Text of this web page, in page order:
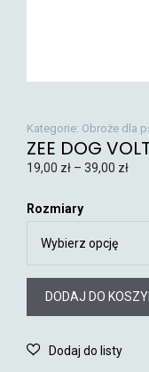
ZEE DOG VOLT
19,00 zł – 39,00 zł
Rozmiary
DODAJ DO
Kategorie: Obroże dla